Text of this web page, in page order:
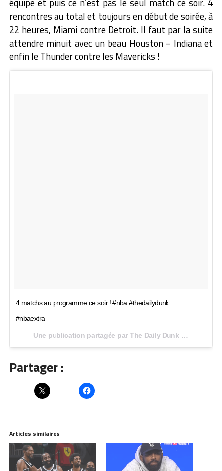
équipe et puis ce n’est pas le seul match ce soir. 4
rencontres au total et toujours en début de soirée, à
22 heures, Miami contre Detroit. Il faut par la suite
attendre minuit avec un beau Houston – Indiana et
enfin le Thunder contre les Mavericks !
4 matchs au programme ce soir ! #nba #thedailydunk
#nbaextra
Une publication partagée par The Daily Dunk (@thedailydunk) le
Partager :
Articles similaires